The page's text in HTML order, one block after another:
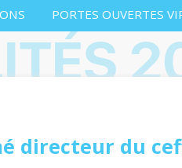
PORTES OUVERTES
directeur du